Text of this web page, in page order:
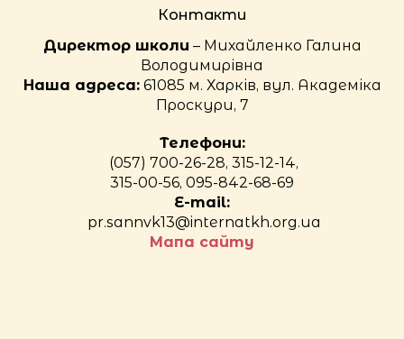
Контакти
Директор школи – Михайленко Галина
Володимирівна
Наша адреса:61085 м. Харків, вул. Академіка
Проскури, 7
Телефони:
(057) 700-26-28, 315-12-14,
315-00-56, 095-842-68-69
E-mail:
pr.sannvk13@internatkh.org.ua
Мапа сайту